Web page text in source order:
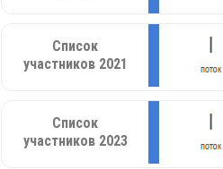
Список
участников 2021
Список
участников 2023